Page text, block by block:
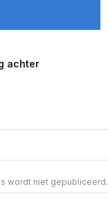
achter
wordt niet gepubliceerd.